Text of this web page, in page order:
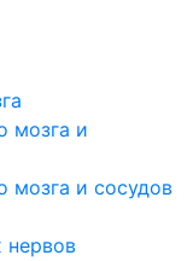
мозга и
мозга и сосудов
нервов